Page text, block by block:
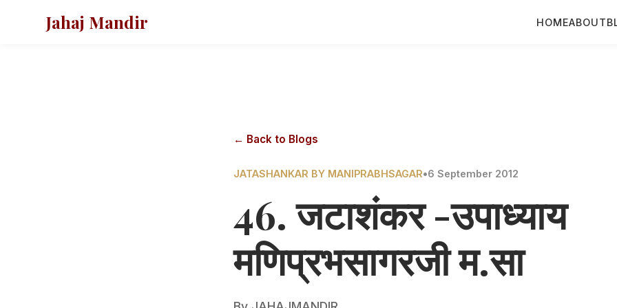
Jahaj Mandir HOMEABOUT
← Back to Blogs
JATASHANKAR BY MANIPRABHSAGAR•6 September 2012
46. जटाशंकर -उपाध्याय
मणिप्रभसागरजी म.सा